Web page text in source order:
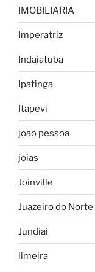
IMOBILIARIA
Imperatriz
Indaiatuba
Ipatinga
Itapevi
joão pessoa
joias
Joinville
Juazeiro do Norte
Jundiai
limeira